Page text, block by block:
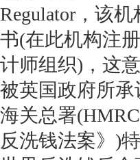
Regulator，该
书(在此机构注
计师组织)，这
被英国政府所
海关总署
反洗钱法案》)